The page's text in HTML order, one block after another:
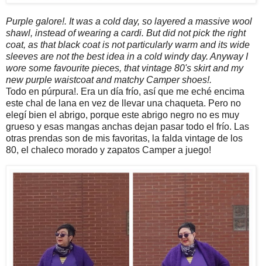
Purple galore!. It was a cold day, so layered a massive wool
shawl, instead of wearing a cardi. But did not pick the right
coat, as that black coat is not particularly warm and its wide
sleeves are not the best idea in a cold windy day. Anyway I
wore some favourite pieces, that vintage 80's skirt and my
new purple waistcoat and matchy Camper shoes!.
Todo en púrpura!. Era un día frío, así que me eché encima
este chal de lana en vez de llevar una chaqueta. Pero no
elegí bien el abrigo, porque este abrigo negro no es muy
grueso y esas mangas anchas dejan pasar todo el frío. Las
otras prendas son de mis favoritas, la falda vintage de los
80, el chaleco morado y zapatos Camper a juego!